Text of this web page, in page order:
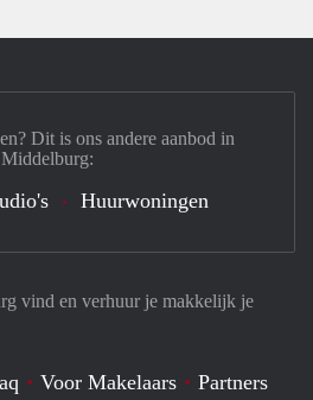
vind en verhuur je makkelijk je
Voor Makelaars Partners
Dit is ons andere aanbod in
Middelburg:
Huurwoningen